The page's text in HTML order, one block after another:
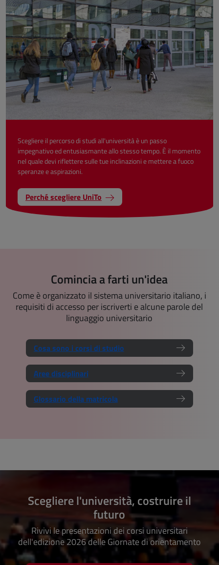
Scegliere il percorso di studi all'università è un passo
impegnativo ed entusiasmante allo stesso tempo. È il momento
nel quale devi riflettere sulle tue inclinazioni e mettere a fuoco
speranze e aspirazioni.
Perché scegliere UniTo
Comincia a farti un'idea
Come è organizzato il sistema universitario italiano, i
requisiti di accesso per iscriverti e alcune parole del
linguaggio universitario
Cosa sono i corsi di studio
Aree disciplinari
Glossario della matricola
Scegliere l'università, costruire il
futuro
Rivivi le presentazioni dei corsi universitari
dell'edizione 2026 delle Giornate di orientamento